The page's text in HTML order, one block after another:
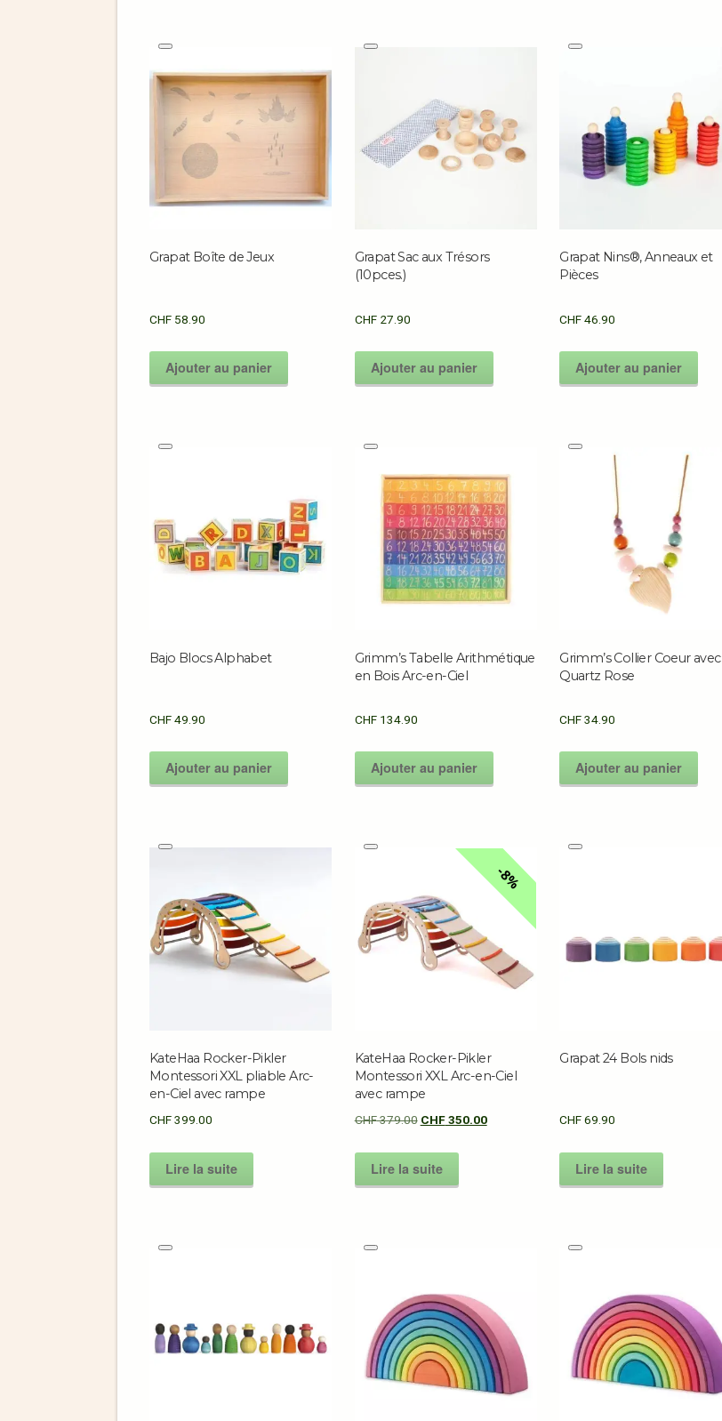
Grapat Boîte de Jeux
CHF 58.90
Ajouter au panier
Grapat Sac aux Trésors
(10pces.)
CHF27.90
Ajouter au panier
Grapat Nins®, Anneaux et
Pièces
CHF46.90
Ajouter au panier
Bajo Blocs Alphabet
CHF49.90
Ajouter au panier
Grimm’s Tabelle Arithmétique
en Bois Arc-en-Ciel
CHF134.90
Ajouter au panier
Grimm’s Collier Coeur avec
Quartz Rose
CHF34.90
Ajouter au panier
KateHaa Rocker-Pikler
Montessori XXL pliable Arc-
en-Ciel avec rampe
CHF399.00
Lire la suite
8%
KateHaa Rocker-Pikler
Montessori XXL Arc-en-Ciel
avec rampe
CHF379.00 CHF350.00
Lire la suite
Grapat 24 Bols nids
CHF69.90
Lire la suite